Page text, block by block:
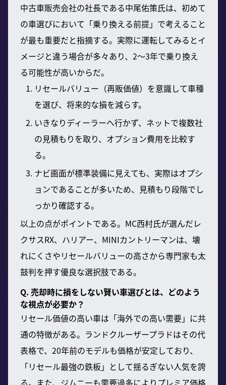
中古車販売会社の社長である中尾佑策氏は、初めて
の車選びにおいて「乗り換える前提」で考えること
が最も重要だと指摘する。実際に運転してみるとイ
メージと違う場合が多々あり、2〜3年で乗り換え
る可能性が高いからだ。
リセールバリュー（再販価値）を意識して車種
を選び、将来的な損を減らす。
いきなりディーラーへ行かず、ネットで複数社
の見積もりを取り、オプション費用を比較す
る。
ナビ画面が標準装備に見えても、実際はオプシ
ョンであることが多いため、見積もり段階でし
っかり確認する。
以上の点がポイントである。MC西村氏が選んだレ
クサスRX、ハリアー、MINIカントリーマンは、壊
れにくさやリセールバリューの高さから専門家も太
鼓判を押す優良な選択肢である。
Q. 売却時に損をしない賢い車選びとは、どのよう
な視点が必要か？
リセール価値の高い車は「海外での高い需要」に共
通の特徴がある。ランドクルーザープラドはその代
表格で、20年前のモデルも価格が安定しており、
「リセール最強の鉄板」として揺るぎない人気を誇
る。また、ジムニーも需要過多によりプレミア価格